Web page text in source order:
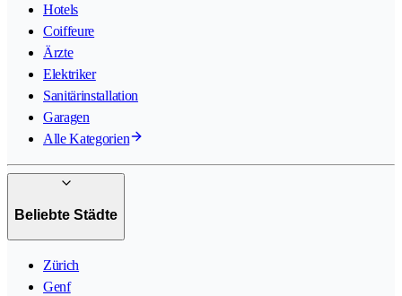
Hotels
Coiffeure
Ärzte
Elektriker
Sanitärinstallation
Garagen
Alle Kategorien
Beliebte Städte
Zürich
Genf